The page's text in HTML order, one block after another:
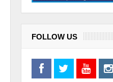
FOLLOW US